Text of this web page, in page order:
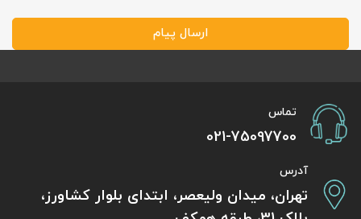
ارسال پیام
تماس
021-75097700
آدرس
تهران، میدان ولیعصر، ابتدای بلوار کشاورز،